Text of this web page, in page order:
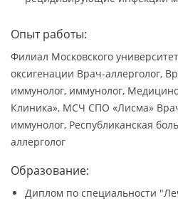
Опыт работы:
Филиал Московского
оксигенации Врач-аллерголог,
иммунолог, иммунолог,
Клиника», МСЧ СПО «Лисма»
иммунолог, Республиканская
аллерголог
Образование:
Диплом по специальности